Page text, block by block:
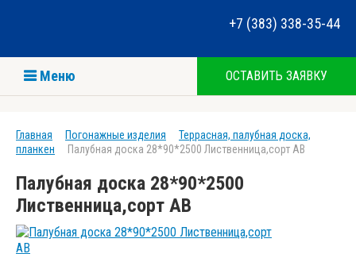
+7 (383) 338-35-44
ОСТАВИТЬ ЗАЯВКУ
Меню
Главная Погонажные изделия
Террасная, палубная доска,
планкен
Палубная доска 28*90*2500 Лиственница,сорт АВ
Палубная доска 28*90*2500
Лиственница,сорт АВ